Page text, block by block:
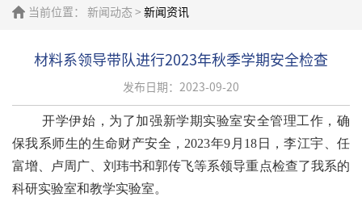
当前位置： 新闻动态 > 新闻资讯
材料系领导带队进行2023年秋季学期安全检查
发布日期：2023-09-20
开学伊始， 为了加强新学期实验室安全管理工作，确
保我系师生的生命财产安全， 2023年9 月 18 日，李江宇、任
富增、卢周广、刘玮书和郭传飞等系领导重点检查了我系的
科研实验室和教学实验室。